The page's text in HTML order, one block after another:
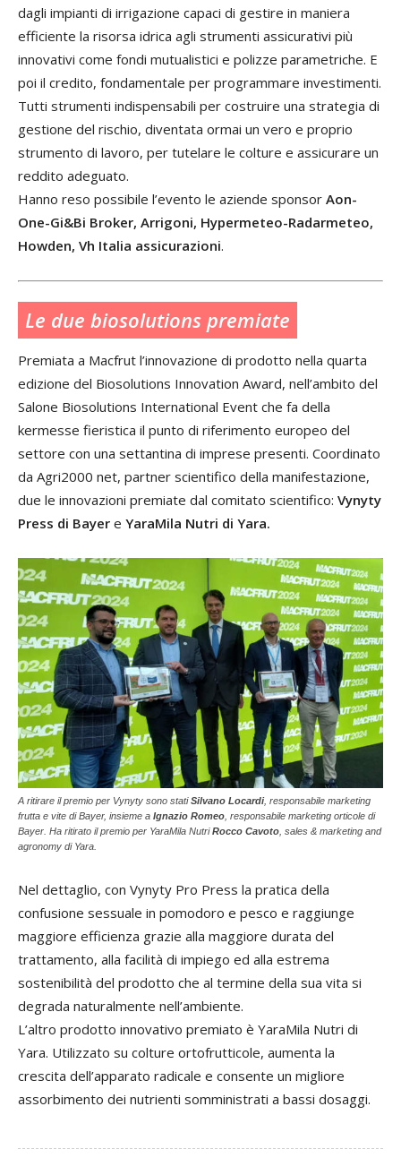
dagli impianti di irrigazione capaci di gestire in maniera
efficiente la risorsa idrica agli strumenti assicurativi più
innovativi come fondi mutualistici e polizze parametriche. E
poi il credito, fondamentale per programmare investimenti.
Tutti strumenti indispensabili per costruire una strategia di
gestione del rischio, diventata ormai un vero e proprio
strumento di lavoro, per tutelare le colture e assicurare un
reddito adeguato.
Hanno reso possibile l’evento le aziende sponsor Aon-
One-Gi&Bi Broker, Arrigoni, Hypermeteo-Radarmeteo,
Howden, Vh Italia assicurazioni.
Le due biosolutions premiate
Premiata a Macfrut l’innovazione di prodotto nella quarta
edizione del Biosolutions Innovation Award, nell’ambito del
Salone Biosolutions International Event che fa della
kermesse fieristica il punto di riferimento europeo del
settore con una settantina di imprese presenti. Coordinato
da Agri2000 net, partner scientifico della manifestazione,
due le innovazioni premiate dal comitato scientifico: Vynyty
Press di Bayer e YaraMila Nutri di Yara.
A ritirare il premio per Vynyty sono statiSilvano Locardi, responsabile marketing
frutta e vite di Bayer, insieme a Ignazio Romeo , responsabile marketing orticole di
Bayer. Ha ritirato il premio per YaraMila NutriRocco Cavoto , sales & marketing and
agronomy di Yara.
Nel dettaglio, con Vynyty Pro Press la pratica della
confusione sessuale in pomodoro e pesco e raggiunge
maggiore efficienza grazie alla maggiore durata del
trattamento, alla facilità di impiego ed alla estrema
sostenibilità del prodotto che al termine della sua vita si
degrada naturalmente nell’ambiente.
L’altro prodotto innovativo premiato è YaraMila Nutri di
Yara. Utilizzato su colture ortofrutticole, aumenta la
crescita dell’apparato radicale e consente un migliore
assorbimento dei nutrienti somministrati a bassi dosaggi.